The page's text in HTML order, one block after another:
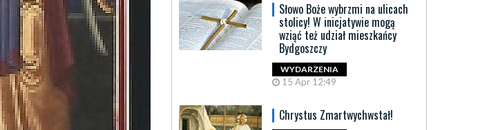
Słowo Boże wybrzmi na ulicach
stolicy! W inicjatywie mogą
wziąć też udział mieszkańcy
Bydgoszczy
WYDARZENIA
15 Apr 12:49
Chrystus Zmartwychwstał!